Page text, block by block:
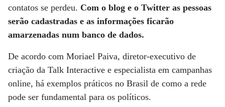
contatos se perdeu. Com o blog e o Twitter as pessoas
serão cadastradas e as informações ficarão
amarzenadas num banco de dados.
De acordo com Moriael Paiva, diretor-executivo de
criação da Talk Interactive e especialista em campanhas
online, há exemplos práticos no Brasil de como a rede
pode ser fundamental para os políticos.